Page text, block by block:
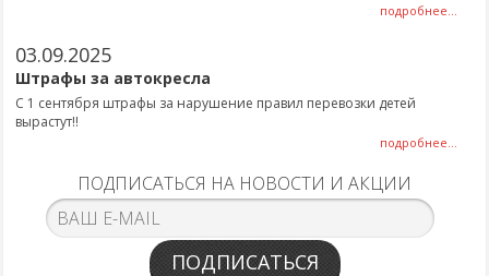
подробнее...
03.09.2025
Штрафы за автокресла
С 1 сентября штрафы за нарушение правил перевозки детей
вырастут!!
подробнее...
ПОДПИСАТЬСЯ НА НОВОСТИ И АКЦИИ
ПОДПИСАТЬСЯ